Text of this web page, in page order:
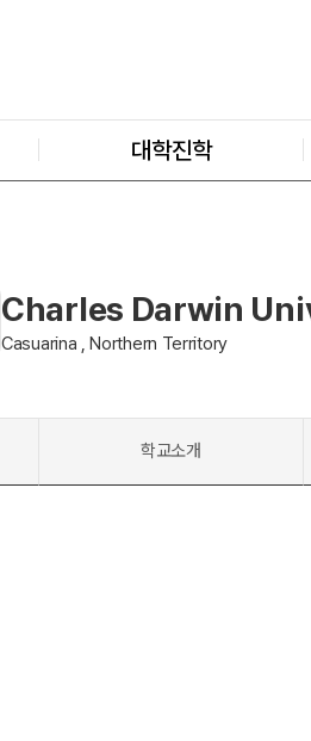
대학진학
Charles Darwin
Casuarina , Northern Territory
학교소개